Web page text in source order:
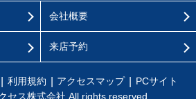
会社概要
来店予約
利用規約 アクセスマップ
PCサイト
セス株式会社 All rights reserved.